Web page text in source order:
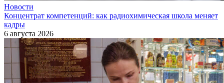
Новости
Концентрат компетенций: как радиохимическая школа меняет
кадры
6 августа 2026